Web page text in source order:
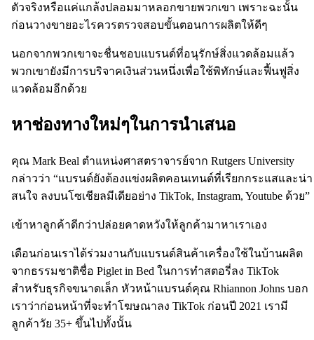
ตัวจริงหรือแค่แกล้งปลอมมาหลอกขายพวกเขา เพราะฉะนั้น
ก่อนวางขายอะไรควรตรวจสอบขั้นตอนการผลิตให้ดีๆ
นอกจากพวกเขาจะชื่นชอบแบรนด์ที่อนุรักษ์สิ่งแวดล้อมแล้ว
พวกเขายังมีการบริจาคเงินส่วนหนึ่งเพื่อใช้พิทักษ์และฟื้นฟูสิ่ง
แวดล้อมอีกด้วย
หาช่องทางใหม่ๆในการนำเสนอ
คุณ Mark Beal ตำแหน่งศาสตราจารย์จาก Rutgers University
กล่าวว่า “แบรนด์ยังต้องแข่งผลิตคอนเทนต์ที่เรียกกระแสและน่า
สนใจ ลงบนโซเชียลมีเดียอย่าง TikTok, Instagram, Youtube ด้วย”
เข้าหาลูกค้าดีกว่าปล่อยคาดหวังให้ลูกค้ามาหาเราเอง
เดือนก่อนเราได้ร่วมงานกับแบรนด์สินค้าเครื่องใช้ในบ้านผลิต
จากธรรมชาติชื่อ Piglet in Bed ในการทำสตอรี่ลง TikTok
สำหรับธุรกิจขนาดเล็ก หัวหน้าแบรนด์คุณ Rhiannon Johns บอก
เราว่าก่อนหน้าที่จะทำโฆษณาลง TikTok ก่อนปี 2021 เรามี
ลูกค้าวัย 35+ ขึ้นไปทั้งนั้น